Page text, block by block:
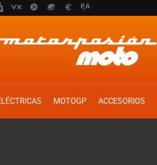
MOTOGP ACCESORIOS